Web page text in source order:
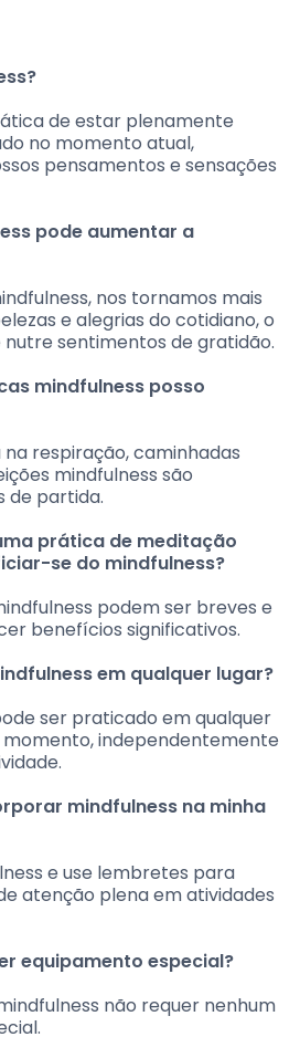
de estar plenamente
no momento atual,
pensamentos e sensações
pode aumentar a
nos tornamos mais
e alegrias do cotidiano, o
sentimentos de gratidão.
mindfulness posso
respiração, caminhadas
mindfulness são
de partida.
prática de meditação
se do mindfulness?
podem ser breves e
benefícios significativos.
em qualquer lugar?
ser praticado em qualquer
momento, independentemente
mindfulness na minha
e use lembretes para
atenção plena em atividades
equipamento especial?
não requer nenhum